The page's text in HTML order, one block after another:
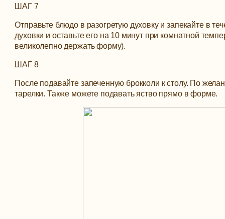
ШАГ 7
Отправьте блюдо в разогретую духовку и запекайте в
духовки и оставьте его на 10 минут при комнатной
великолепно держать форму).
ШАГ 8
После подавайте запеченную брокколи к столу. По
тарелки. Также можете подавать яство прямо в форме.